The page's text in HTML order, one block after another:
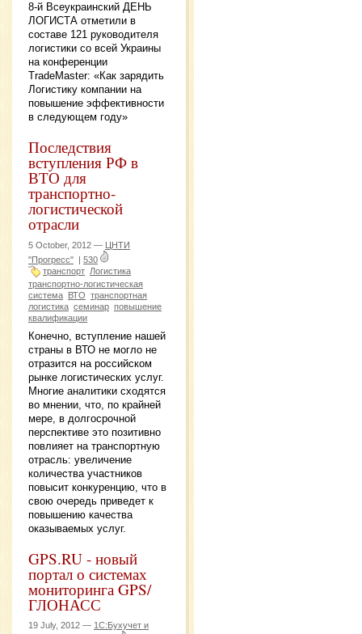
8-й Всеукраинский ДЕНЬ
ЛОГИСТА отметили в
составе 121 руководителя
логистики со всей Украины
на конференции
TradeMaster: «Как зарядить
Логистику компании на
повышение эффективности
в следующем году»
Последствия
вступления РФ в
ВТО для
транспортно-
логистической
отрасли
5 October, 2012 — ЦНТИ
"Прогресс" | 530
транспорт Логистика
транспортно-логистическая
система ВТО транспортная
логистика семинар повышение
квалификации
Конечно, вступление нашей
страны в ВТО не могло не
отразится на российском
рынке логистических услуг.
Многие аналитики сходятся
во мнении, что, по крайней
мере, в долгосрочной
перспективе это позитивно
повлияет на транспортную
отрасль: увеличение
количества участников
повысит конкуренцию, что в
свою очередь приведет к
повышению качества
оказываемых услуг.
GPS.RU - новый
портал о системах
мониторинга GPS/
ГЛОНАСС
19 July, 2012 — 1С:Бухучет и